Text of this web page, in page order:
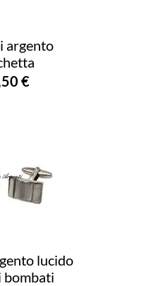
argento
€
lucido
bombati